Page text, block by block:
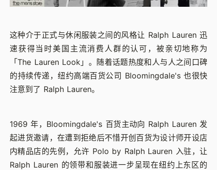
这种介于正式与休闲服装之间的风格让 Ralph Lauren 迅
速获得当时美国主流消费人群的认可，被亲切地称为
「The Lauren Look」。随着话题热度和人与人之间口碑
的持续传递，纽约高端百货公司 Bloomingdale's 也很快
注意到了 Ralph Lauren。
1969 年，Bloomingdale's 百货主动向 Ralph Lauren 发
起进货邀请，在遭到拒绝后不惜开创百货为设计师开设店
内精品店的先例，允许 Polo by Ralph Lauren 入驻，让
Ralph Lauren 的领带和服装进一步呈现在纽约上东区的